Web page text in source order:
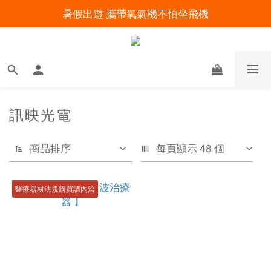
明陽來村全館免運優惠中
暑假出遊 攜帶氧氣機不怕坐飛機
明陽來村全館免運優惠中
訊映光電
商品排序 每頁顯示 48 個
醫療器材法規購買請內洽